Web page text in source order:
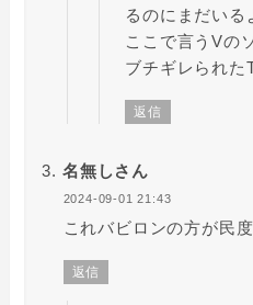
るのにまだいる
ここで言うVの
ブチギレられた
返信
名無しさん
2024-09-01 21:43
これバビロンの方が民
返信